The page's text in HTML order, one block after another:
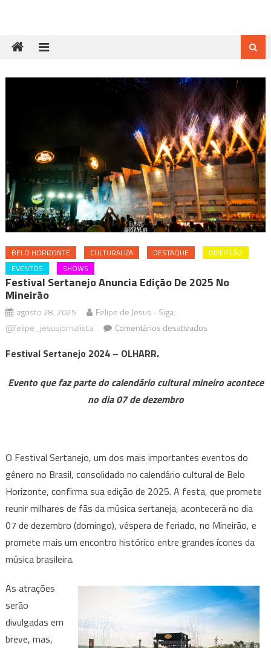
BELO HORIZONTE CULTURALIZA DESTAQUE
DIVERSÃO
EVENTOS
SHOWS
Festival Sertanejo Anuncia Edição De 2025 No
Mineirão
agosto 28, 2025
Felipe de Jesus - Siga:
@felipe_jesusjornalista
Comentários desativadosem
edição
Festival Sertanejo 2024 – OLHARR.
Evento que faz parte do calendário cultural mineiro acontece
no dia 07 de dezembro
O Festival Sertanejo, um dos mais importantes eventos do
gênero no Brasil, consolidado no calendário cultural de Belo
Horizonte, confirma sua edição de 2025. A festa, que promete
reunir milhares de fãs da música sertaneja, acontecerá no dia
07 de dezembro (domingo), véspera de feriado, no Mineirão, e
promete mais um encontro histórico entre grandes ícones da
música brasileira.
As atrações
serão
divulgadas em
breve, mas,